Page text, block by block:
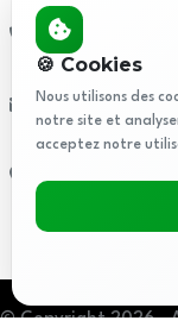
01.48.12.21.86
5 Rue de Rome,
© Copyright 2026 -
🍪 Cookies
Nous utilisons des
notre site et
acceptez notre